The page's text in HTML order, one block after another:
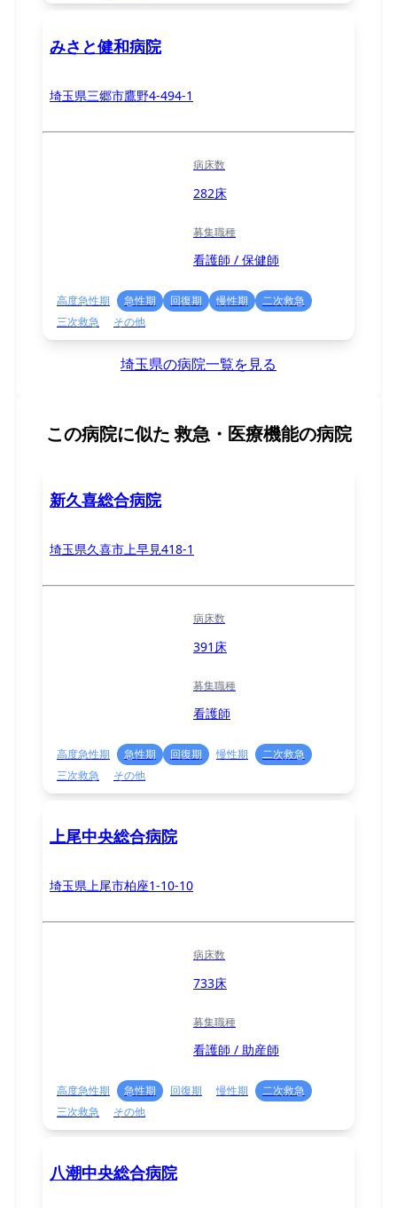
みさと健和病院
埼玉県三郷市鷹野4-494-1
病床数
282床
募集職種
看護師 / 保健師
高度急性期 急性期 回復期 慢性期
二次救急
三次救急
その他
埼玉県の病院一覧を見る
この病院に似た 救急・医療機能の病院
新久喜総合病院
埼玉県久喜市上早見418-1
病床数
391床
募集職種
看護師
高度急性期 急性期 回復期 慢性期
二次救急
三次救急
その他
上尾中央総合病院
埼玉県上尾市柏座1-10-10
病床数
733床
募集職種
看護師 / 助産師
高度急性期 急性期 回復期 慢性期
二次救急
三次救急
その他
八潮中央総合病院